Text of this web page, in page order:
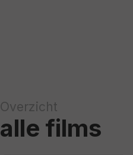
Overzicht
alle films